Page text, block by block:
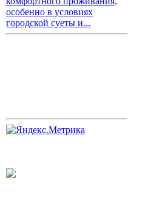
особенно в условиях
городской суеты и...